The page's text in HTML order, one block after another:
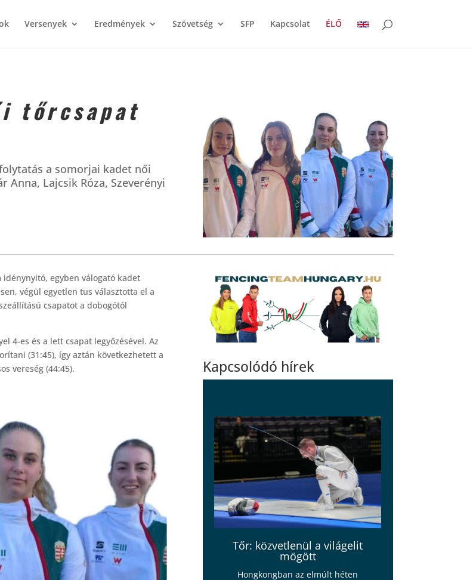
Versenyek Eredmények Szövetség SFP Kapcsolat ÉLŐ
tőrcsapat
a somorjai kadet női
Lajcsik Róza, Szeverényi
egyben válogató kadet
végül egyetlen tus választotta el a
csapatot a dobogótól
4-es és a lett csapat legyőzésével. Az
(31:45), így aztán következhetett a
vereség (44:45).
Kapcsolódó hírek
Tőr: közvetlenül a világelit
mögött
Hongkongban az elmúlt héten